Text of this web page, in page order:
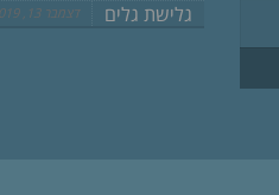
גלישת גלים דצמבר 13, 2019